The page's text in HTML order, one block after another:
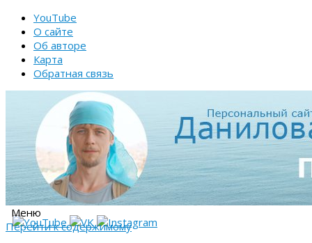
YouTube
О сайте
Об авторе
Карта
Обратная связь
Меню
Перейти к содержимому